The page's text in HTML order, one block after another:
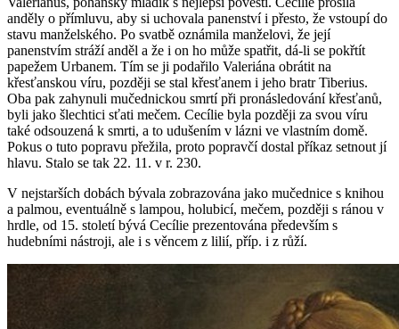
anděly o přímluvu, aby si uchovala panenství i přesto, že vstoupí do
stavu manželského. Po svatbě oznámila manželovi, že její
panenstvím stráží anděl a že i on ho může spatřit, dá-li se pokřtít
papežem Urbanem. Tím se ji podařilo Valeriána obrátit na
křesťanskou víru, později se stal křesťanem i jeho bratr Tiberius.
Oba pak zahynuli mučednickou smrtí při pronásledování křesťanů,
byli jako šlechtici sťati mečem. Cecílie byla později za svou víru
také odsouzená k smrti, a to udušením v lázni ve vlastním domě.
Pokus o tuto popravu přežila, proto popravčí dostal příkaz setnout jí
hlavu. Stalo se tak 22. 11. v r. 230.
V nejstarších dobách bývala zobrazována jako mučednice s knihou
a palmou, eventuálně s lampou, holubicí, mečem, později s ránou v
hrdle, od 15. století bývá Cecílie prezentována především s
hudebními nástroji, ale i s věncem z lilií, příp. i z růží.